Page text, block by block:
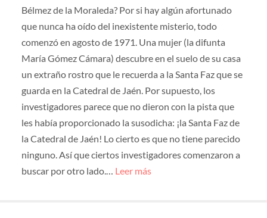
Bélmez de la Moraleda? Por si hay algún afortunado
que nunca ha oído del inexistente misterio, todo
comenzó en agosto de 1971. Una mujer (la difunta
María Gómez Cámara) descubre en el suelo de su casa
un extraño rostro que le recuerda a la Santa Faz que se
guarda en la Catedral de Jaén. Por supuesto, los
investigadores parece que no dieron con la pista que
les había proporcionado la susodicha: ¡la Santa Faz de
la Catedral de Jaén! Lo cierto es que no tiene parecido
ninguno. Así que ciertos investigadores comenzaron a
buscar por otro lado.… Leer más